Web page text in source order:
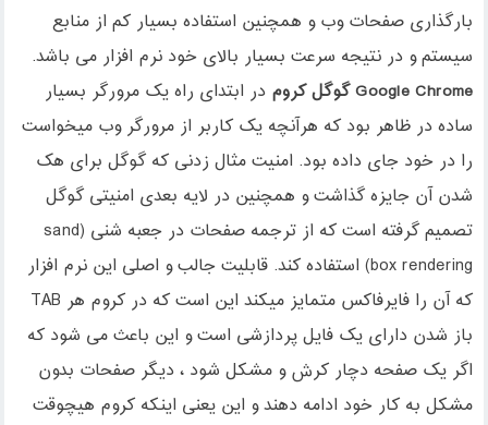
بارگذاری صفحات وب و همچنین استفاده بسیار کم از منابع
سیستم و در نتیجه سرعت بسیار بالای خود نرم افزار می باشد.
Google Chrome گوگل کروم در ابتدای راه یک مرورگر بسیار
ساده در ظاهر بود که هرآنچه یک کاربر از مرورگر وب میخواست
را در خود جای داده بود. امنیت مثال زدنی که گوگل برای هک
شدن آن جایزه گذاشت و همچنین در لایه بعدی امنیتی گوگل
تصمیم گرفته است که از ترجمه صفحات در جعبه شنی (sand
box rendering) استفاده کند. قابلیت جالب و اصلی این نرم افزار
که آن را فایرفاکس متمایز میکند این است که در کروم هر TAB
باز شدن دارای یک فایل پردازشی است و این باعث می شود که
اگر یک صفحه دچار کرش و مشکل شود ، دیگر صفحات بدون
مشکل به کار خود ادامه دهند و این یعنی اینکه کروم هیچوقت